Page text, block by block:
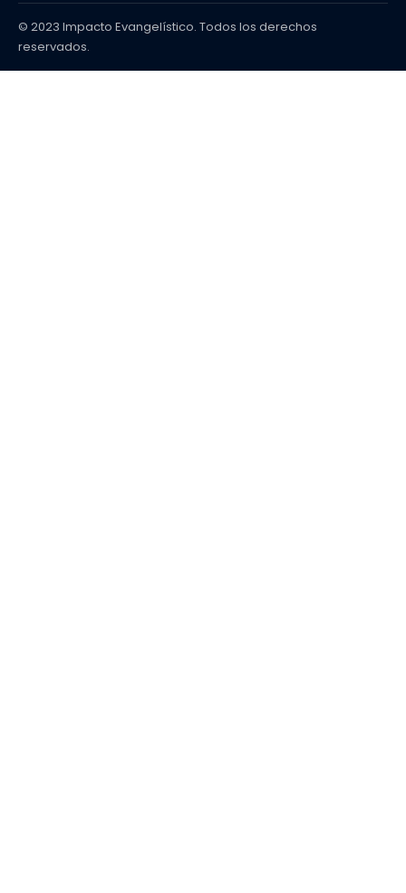
© 2023 Impacto Evangelístico. Todos los derechos
reservados.